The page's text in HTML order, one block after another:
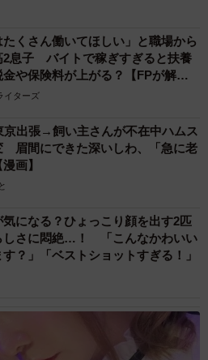
たくさん働いてほしい」と職場から
2息子 バイトで稼ぎすぎると扶養
金や保険料が上がる？【FPが解
イターズ
京出張→飼い主さんが不在中ハムス
眉間にできた深いしわ、「急に老
画】
になる？ひょっこり顔を出す2匹
しさに悶絶…！ 「こんなかわいい
？」「ベストショットすぎる！」